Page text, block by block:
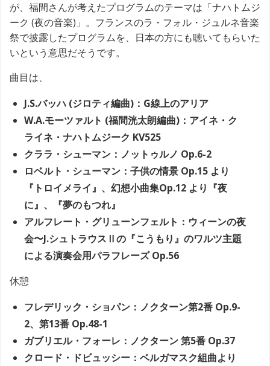
が、福間さんが考えたプログラムのテーマは「ナハトムジ
ーク (夜の音楽)」。フランスのラ・フォル・ジュルネ音楽
祭で披露したプログラムを、日本の方にも聴いてもらいた
いという意思だそうです。
曲目は、
J.S.バッハ (ジロティ編曲)：G線上のアリア
W.A.モーツァルト (福間洸太朗編曲)：アイネ・ク
ライネ・ナハトムジーク KV525
クララ・シューマン：ノットゥルノ Op.6-2
ロベルト・シューマン：子供の情景 Op.15 より
『トロイメライ』、幻想小曲集Op.12 より『夜
に』、『夢のもつれ』
アルフレート・グリューンフェルト：ウィーンの夜
会〜J.シュトラウスⅡの『こうもり』のワルツ主題
による演奏会用パラフレーズ Op.56
休憩
フレデリック・ショパン：ノクターン第2番 Op.9-
2、第13番 Op.48-1
ガブリエル・フォーレ：ノクターン 第5番 Op.37
クロード・ドビュッシー：ベルガマスク組曲より